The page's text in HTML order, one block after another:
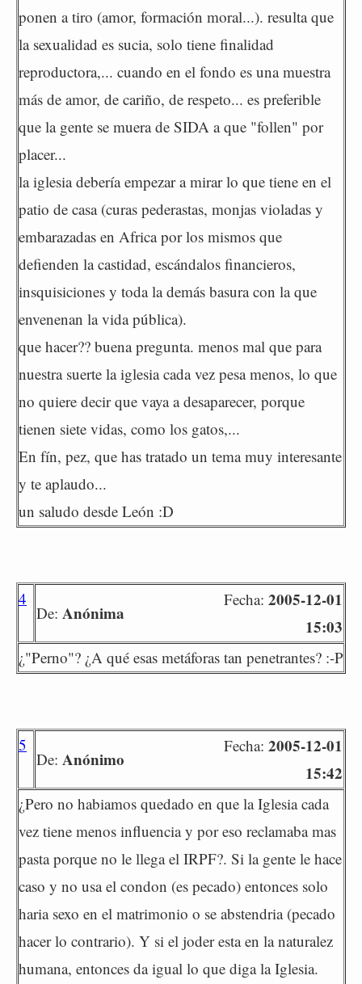
ponen a tiro (amor, formación moral...). resulta que
la sexualidad es sucia, solo tiene finalidad
reproductora,... cuando en el fondo es una muestra
más de amor, de cariño, de respeto... es preferible
que la gente se muera de SIDA a que "follen" por
placer...
la iglesia debería empezar a mirar lo que tiene en el
patio de casa (curas pederastas, monjas violadas y
embarazadas en Africa por los mismos que
defienden la castidad, escándalos financieros,
insquisiciones y toda la demás basura con la que
envenenan la vida pública).
que hacer?? buena pregunta. menos mal que para
nuestra suerte la iglesia cada vez pesa menos, lo que
no quiere decir que vaya a desaparecer, porque
tienen siete vidas, como los gatos,...
En fín, pez, que has tratado un tema muy interesante
y te aplaudo...
un saludo desde León :D
4
De: Anónima
Fecha: 2005-12-01
15:03
¿"Perno"? ¿A qué esas metáforas tan penetrantes? :-P
5
De: Anónimo
Fecha: 2005-12-01
15:42
¿Pero no habiamos quedado en que la Iglesia cada
vez tiene menos influencia y por eso reclamaba mas
pasta porque no le llega el IRPF?. Si la gente le hace
caso y no usa el condon (es pecado) entonces solo
haria sexo en el matrimonio o se abstendria (pecado
hacer lo contrario). Y si el joder esta en la naturalez
humana, entonces da igual lo que diga la Iglesia.